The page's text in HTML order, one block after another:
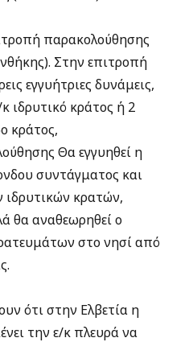
παρακολούθησης
Στην επιτροπή
εγγυήτριες δυνάμεις,
ιδρυτικό κράτος ή 2
κράτος,
Θα εγγυηθεί η
συντάγματος και
κρατών,
θα αναθεωρηθεί ο
στο νησί από
ότι στην Ελβετία η
την ε/κ πλευρά να